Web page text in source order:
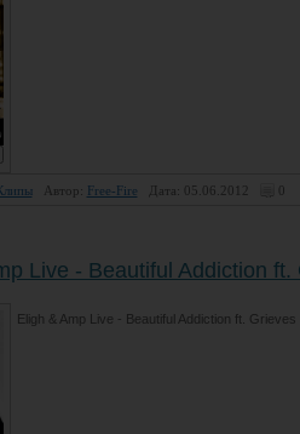
Автор: Free-Fire Дата: 05.06.2012 0
Live - Beautiful Addiction
Eligh & Amp Live - Beautiful Addiction ft.